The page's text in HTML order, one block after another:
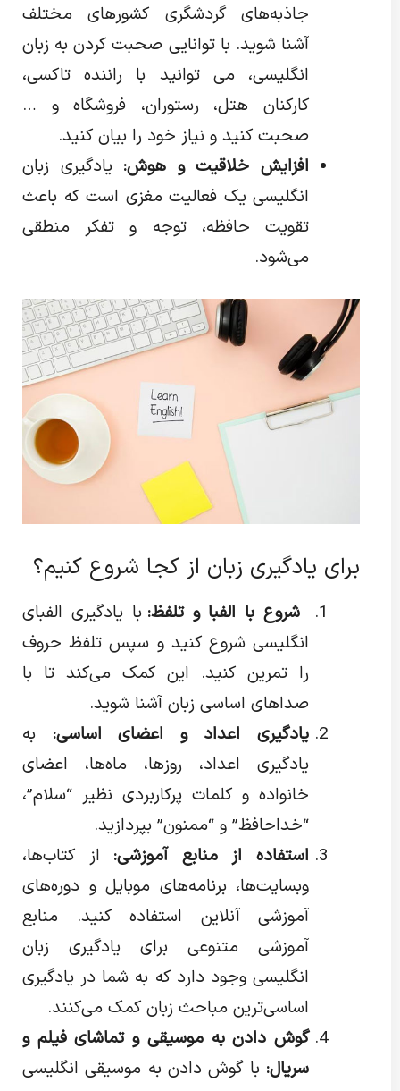
جاذبه‌های گردشگری کشورهای مختلف
آشنا شوید. با توانایی صحبت کردن به زبان
انگلیسی، می توانید با راننده تاکسی،
کارکنان هتل، رستوران، فروشگاه و …
صحبت کنید و نیاز خود را بیان کنید.
افزایش خلاقیت و هوش:یادگیری زبان
انگلیسی یک فعالیت مغزی است که باعث
تقویت حافظه، توجه و تفکر منطقی
می‌شود.
برای یادگیری زبان از کجا شروع کنیم؟
شروع با الفبا و تلفظ:با یادگیری الفبای
انگلیسی شروع کنید و سپس تلفظ حروف
را تمرین کنید. این کمک می‌کند تا با
صداهای اساسی زبان آشنا شوید.
یادگیری اعداد و اعضای اساسی:به
یادگیری اعداد، روزها، ماه‌ها، اعضای
خانواده و کلمات پرکاربردی نظیر “سلام”،
“خداحافظ” و “ممنون” بپردازید.
استفاده از منابع آموزشی:از کتاب‌ها،
وبسایت‌ها، برنامه‌های موبایل و دوره‌های
آموزشی آنلاین استفاده کنید. منابع
آموزشی متنوعی برای یادگیری زبان
انگلیسی وجود دارد که به شما در یادگیری
اساسی‌ترین مباحث زبان کمک می‌کنند.
گوش دادن به موسیقی و تماشای فیلم و
سریال:با گوش دادن به موسیقی انگلیسی